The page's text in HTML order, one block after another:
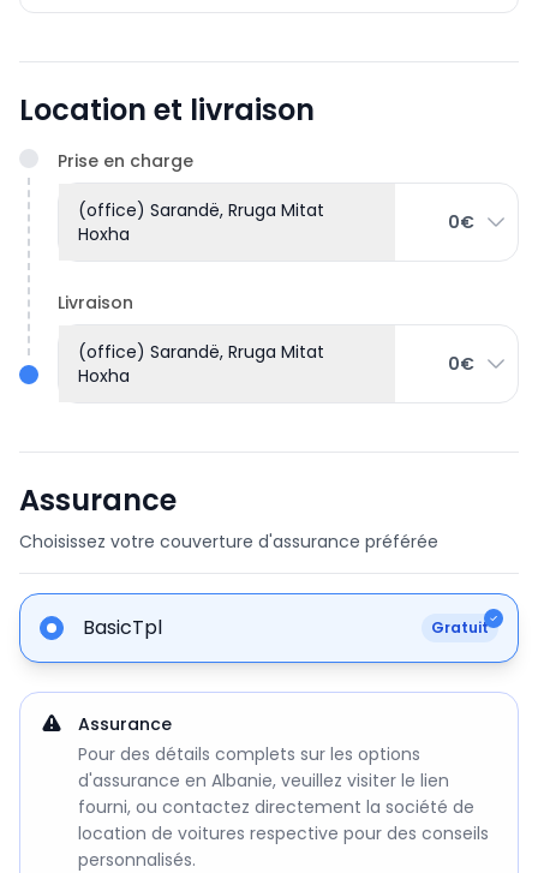
Location et livraison
Prise en charge
(office) Sarandë, Rruga Mitat
Hoxha
0€
Livraison
(office) Sarandë, Rruga Mitat
Hoxha
0€
Assurance
Choisissez votre couverture d'assurance préférée
BasicTpl Gratuit
Assurance
Pour des détails complets sur les options
d'assurance en Albanie, veuillez visiter le lien
fourni, ou contactez directement la société de
location de voitures respective pour des conseils
personnalisés.